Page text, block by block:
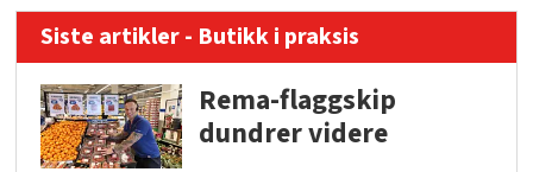
Siste artikler - Butikk i praksis
Rema-flaggskip
dundrer videre